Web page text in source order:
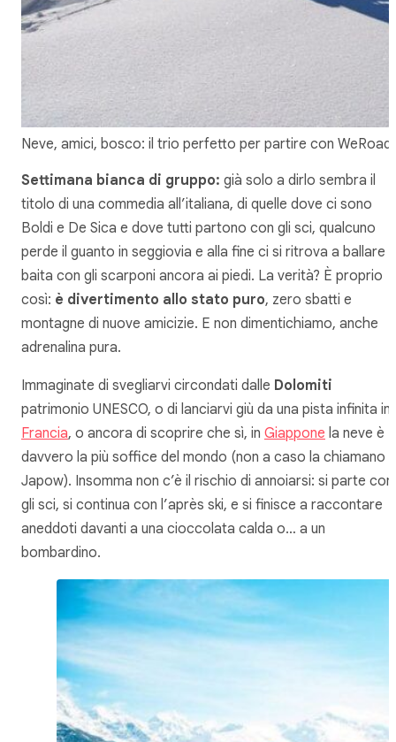
Neve, amici, bosco: il trio perfetto per partire con WeRoad
Settimana bianca di gruppo: già solo a dirlo sembra il
titolo di una commedia all’italiana, di quelle dove ci sono
Boldi e De Sica e dove tutti partono con gli sci, qualcuno
perde il guanto in seggiovia e alla fine ci si ritrova a ballare
baita con gli scarponi ancora ai piedi. La verità? È proprio
così: è divertimento allo stato puro, zero sbatti e
montagne di nuove amicizie. E non dimentichiamo, anche
adrenalina pura.
Immaginate di svegliarvi circondati dalle Dolomiti
patrimonio UNESCO, o di lanciarvi giù da una pista infinita in
Francia, o ancora di scoprire che sì, in Giappone la neve è
davvero la più soffice del mondo (non a caso la chiamano
Japow). Insomma non c’è il rischio di annoiarsi: si parte con
gli sci, si continua con l’après ski, e si finisce a raccontare
aneddoti davanti a una cioccolata calda o… a un
bombardino.